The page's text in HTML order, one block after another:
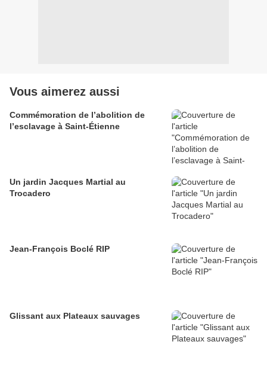
Vous aimerez aussi
Commémoration de l’abolition de
l’esclavage à Saint-Étienne
Un jardin Jacques Martial au
Trocadero
Jean-François Boclé RIP
Glissant aux Plateaux sauvages